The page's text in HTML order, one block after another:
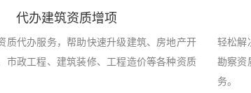
代办建筑资质增项
质代办服务，帮助快速升级建筑、房地产开
市政工程、建筑装修、工程造价等各种资质
轻松解
勘察资
务。